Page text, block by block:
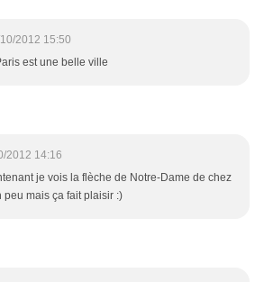
2012 15:50
est une belle ville
2012 14:16
je vois la flèche de Notre-Dame de chez
peu mais ça fait plaisir :)